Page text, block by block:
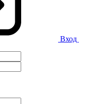
Вход